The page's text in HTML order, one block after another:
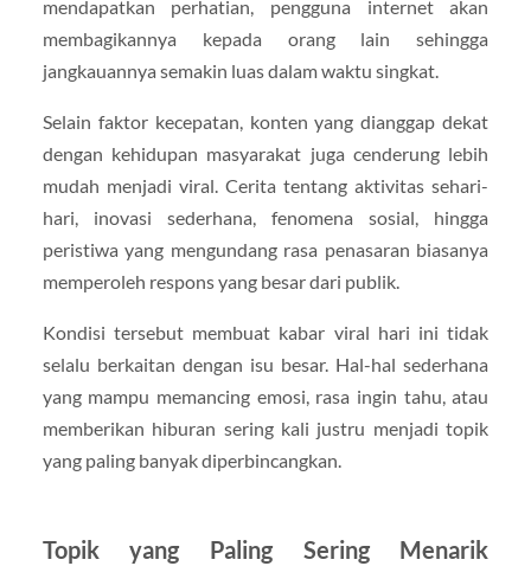
mendapatkan perhatian, pengguna internet akan
membagikannya kepada orang lain sehingga
jangkauannya semakin luas dalam waktu singkat.
Selain faktor kecepatan, konten yang dianggap dekat
dengan kehidupan masyarakat juga cenderung lebih
mudah menjadi viral. Cerita tentang aktivitas sehari-
hari, inovasi sederhana, fenomena sosial, hingga
peristiwa yang mengundang rasa penasaran biasanya
memperoleh respons yang besar dari publik.
Kondisi tersebut membuat kabar viral hari ini tidak
selalu berkaitan dengan isu besar. Hal-hal sederhana
yang mampu memancing emosi, rasa ingin tahu, atau
memberikan hiburan sering kali justru menjadi topik
yang paling banyak diperbincangkan.
Topik yang Paling Sering Menarik